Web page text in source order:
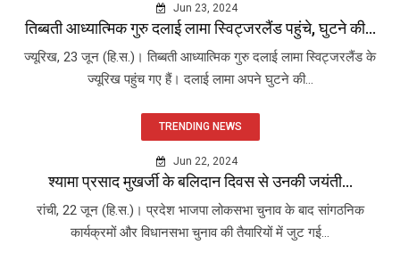
Jun 23, 2024
तिब्बती आध्यात्मिक गुरु दलाई लामा स्विट्जरलैंड पहुंचे, घुटने की...
ज्यूरिख, 23 जून (हि.स.)। तिब्बती आध्यात्मिक गुरु दलाई लामा स्विट्जरलैंड के
ज्यूरिख पहुंच गए हैं। दलाई लामा अपने घुटने की...
TRENDING NEWS
Jun 22, 2024
श्यामा प्रसाद मुखर्जी के बलिदान दिवस से उनकी जयंती...
रांची, 22 जून (हि.स.)। प्रदेश भाजपा लोकसभा चुनाव के बाद सांगठनिक
कार्यक्रमों और विधानसभा चुनाव की तैयारियों में जुट गई...